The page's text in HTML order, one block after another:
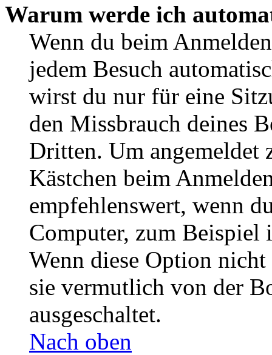
Warum werde ich
Wenn du beim
jedem Besuch
wirst du nur für eine
den Missbrauch deines
Dritten. Um angemeldet
Kästchen beim
empfehlenswert, wenn
Computer, zum Beispiel
Wenn diese Option
sie vermutlich von der
ausgeschaltet.
Nach oben